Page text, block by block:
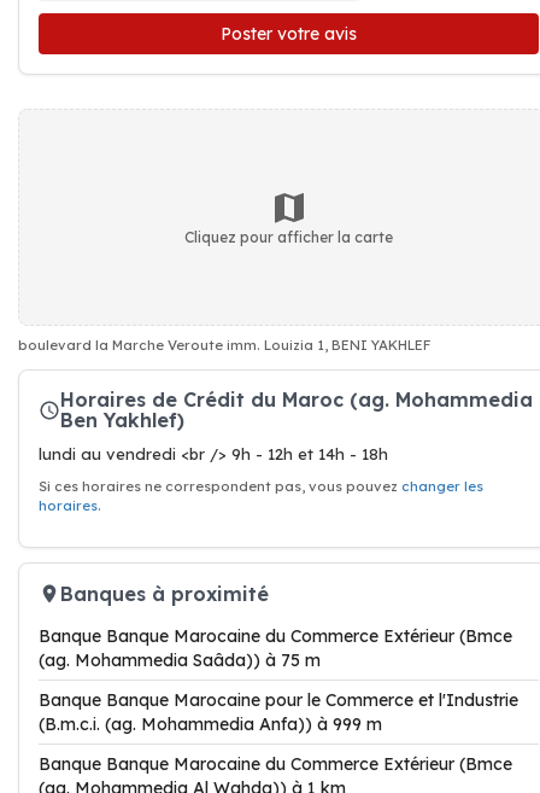
Poster votre avis
Cliquez pour afficher la carte
boulevard la Marche Veroute imm. Louizia 1, BENI YAKHLEF
Horaires de Crédit du Maroc (ag. Mohammedia
Ben Yakhlef)
lundi au vendredi <br /> 9h - 12h et 14h - 18h
Si ces horaires ne correspondent pas, vous pouvez changer les
horaires.
Banques à proximité
Banque Banque Marocaine du Commerce Extérieur (Bmce
(ag. Mohammedia Saâda)) à 75 m
Banque Banque Marocaine pour le Commerce et l'Industrie
(B.m.c.i. (ag. Mohammedia Anfa)) à 999 m
Banque Banque Marocaine du Commerce Extérieur (Bmce
(ag. Mohammedia Al Wahda)) à 1 km